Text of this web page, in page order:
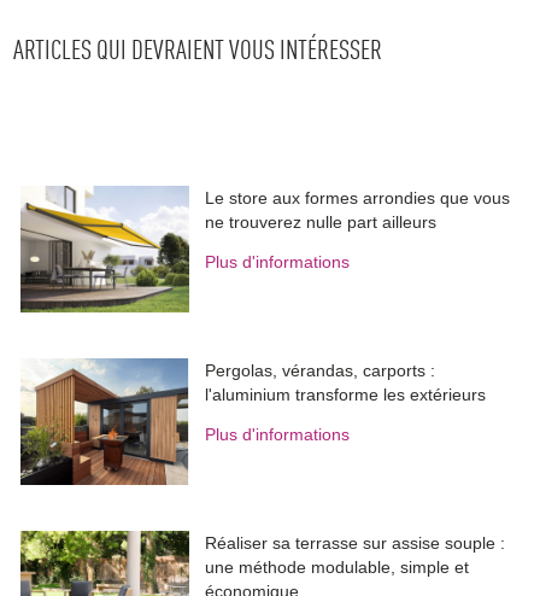
ARTICLES QUI DEVRAIENT VOUS INTÉRESSER
Le store aux formes arrondies que vous
ne trouverez nulle part ailleurs
Plus d'informations
Pergolas, vérandas, carports :
l'aluminium transforme les extérieurs
Plus d'informations
Réaliser sa terrasse sur assise souple :
une méthode modulable, simple et
économique.